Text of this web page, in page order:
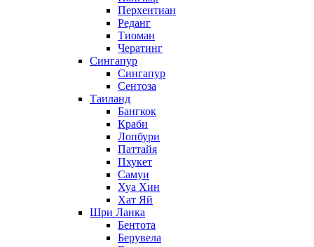
Перхентиан
Реданг
Тиоман
Чератинг
Сингапур
Сингапур
Сентоза
Таиланд
Бангкок
Краби
Лопбури
Паттайя
Пхукет
Самуи
Хуа Хин
Хат Яй
Шри Ланка
Бентота
Берувела